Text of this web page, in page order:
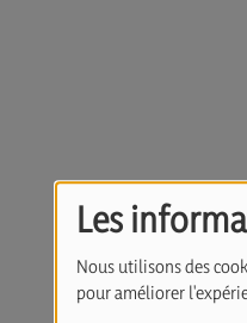
Les
Nous utilisons des
pour améliorer